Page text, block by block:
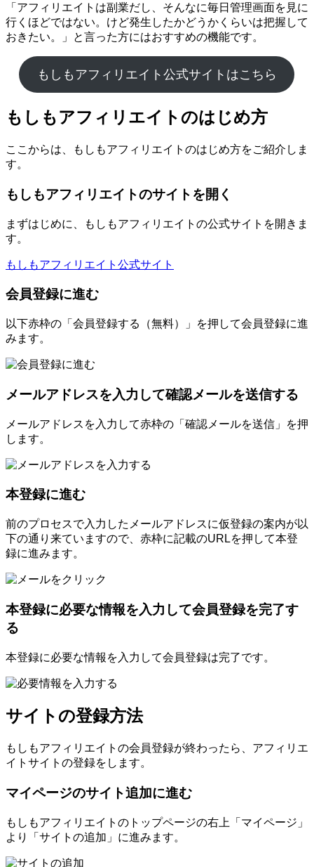
「アフィリエイトは副業だし、そんなに毎日管理画面を見に
行くほどではない。けど発生したかどうかくらいは把握して
おきたい。」と言った方にはおすすめの機能です。
もしもアフィリエイト公式サイトはこちら
もしもアフィリエイトのはじめ方
ここからは、もしもアフィリエイトのはじめ方をご紹介しま
す。
もしもアフィリエイトのサイトを開く
まずはじめに、もしもアフィリエイトの公式サイトを開きま
す。
もしもアフィリエイト公式サイト
会員登録に進む
以下赤枠の「会員登録する（無料）」を押して会員登録に進
みます。
メールアドレスを入力して確認メールを送信する
メールアドレスを入力して赤枠の「確認メールを送信」を押
します。
本登録に進む
前のプロセスで入力したメールアドレスに仮登録の案内が以
下の通り来ていますので、赤枠に記載のURLを押して本登
録に進みます。
本登録に必要な情報を入力して会員登録を完了す
る
本登録に必要な情報を入力して会員登録は完了です。
サイトの登録方法
もしもアフィリエイトの会員登録が終わったら、アフィリエ
イトサイトの登録をします。
マイページのサイト追加に進む
もしもアフィリエイトのトップページの右上「マイページ」
より「サイトの追加」に進みます。